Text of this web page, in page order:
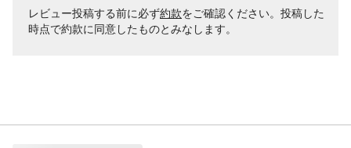
レビュー投稿する前に必ず約款をご確認ください。投稿した
時点で約款に同意したものとみなします。